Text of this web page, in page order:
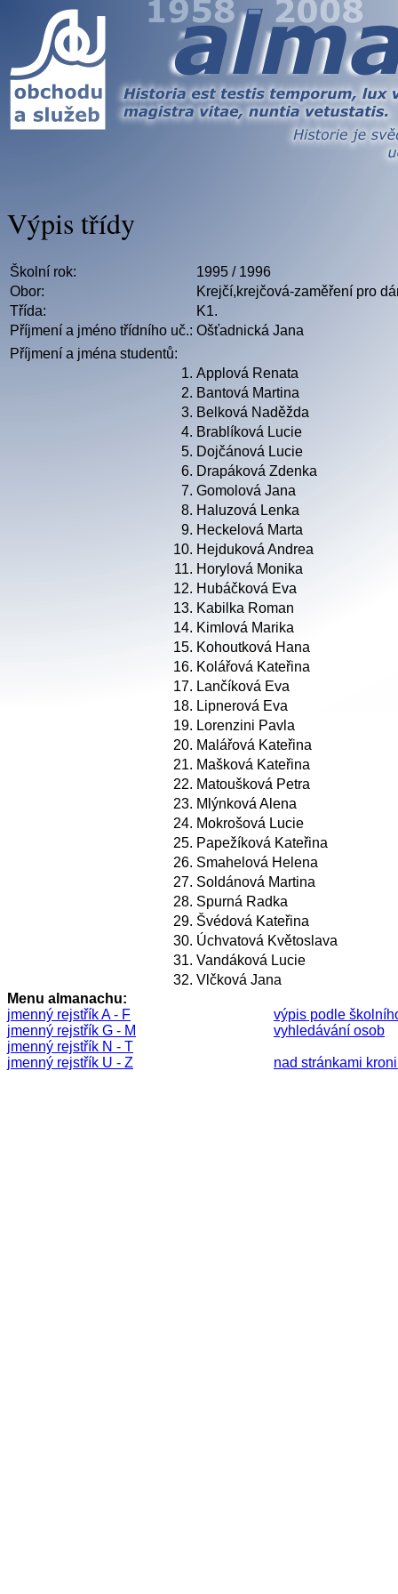
Výpis třídy
Školní rok:
1995 / 1996
Obor:
Krejčí,krejčová-zaměření pro
Třída:
K1.
Příjmení a jméno třídního uč.: Ošťadnická Jana
Příjmení a jména studentů:
1. Applová Renata
2. Bantová Martina
3. Belková Naděžda
4. Brablíková Lucie
5. Dojčánová Lucie
6. Drapáková Zdenka
7. Gomolová Jana
8. Haluzová Lenka
9. Heckelová Marta
10. Hejduková Andrea
11. Horylová Monika
12. Hubáčková Eva
13. Kabilka Roman
14. Kimlová Marika
15. Kohoutková Hana
16. Kolářová Kateřina
17. Lančíková Eva
18. Lipnerová Eva
19. Lorenzini Pavla
20. Malářová Kateřina
21. Mašková Kateřina
22. Matoušková Petra
23. Mlýnková Alena
24. Mokrošová Lucie
25. Papežíková Kateřina
26. Smahelová Helena
27. Soldánová Martina
28. Spurná Radka
29. Švédová Kateřina
30. Úchvatová Květoslava
31. Vandáková Lucie
32. Vlčková Jana
Menu almanachu:
jmenný rejstřík A - F
jmenný rejstřík G - M
jmenný rejstřík N - T
jmenný rejstřík U - Z
výpis podle
vyhledávání osob
nad stránkami